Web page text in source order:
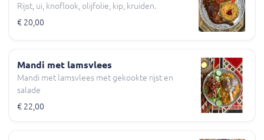
Rijst, ui, knoflook, olijfolie, kip, kruiden.
€ 20,00
Mandi met lamsvlees
Mandi met lamsvlees met gekookte rijst en
salade
€ 22,00